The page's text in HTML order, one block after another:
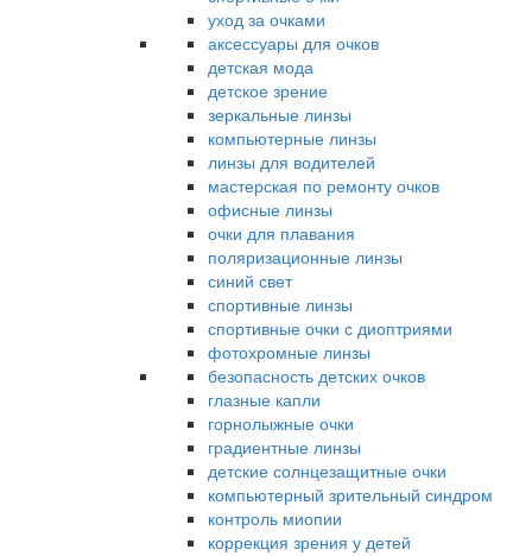
уход за очками
аксессуары для очков
детская мода
детское зрение
зеркальные линзы
компьютерные линзы
линзы для водителей
мастерская по ремонту очков
офисные линзы
очки для плавания
поляризационные линзы
синий свет
спортивные линзы
спортивные очки с диоптриями
фотохромные линзы
безопасность детских очков
глазные капли
горнолыжные очки
градиентные линзы
детские солнцезащитные очки
компьютерный зрительный синдром
контроль миопии
коррекция зрения у детей